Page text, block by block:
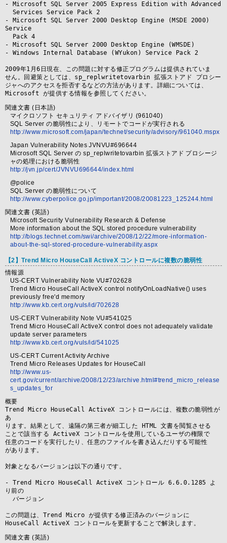
- Microsoft SQL Server 2005 Express Edition with Advanced
- Microsoft SQL Server 2000 Desktop Engine (MSDE 2000)
Service
- Microsoft SQL Server 2000 Desktop Engine (WMSDE)
- Windows Internal Database (WYukon) Service Pack 2
2009年1月6日現在、この問題に対する修正プログラムは提供されていま
せん。回避策としては、sp_replwritetovarbin 拡張ストアド プロシー
ジャへのアクセスを拒否するなどの方法があります。詳細については、
Microsoft が提供する情報を参照してください。
関連文書 (日本語)
マイクロソフト セキュリティ アドバイザリ (961040)
SQL Server の脆弱性により、リモートでコードが実行される
http://www.microsoft.com/japan/technet/security/advisory/961040.mspx
Japan Vulnerability Notes JVNVU#696644
Microsoft SQL Server の sp_replwritetovarbin 拡張ストアド プロシージ
ャの処理における脆弱性
http://jvn.jp/cert/JVNVU696644/index.html
@police
SQL Server の脆弱性について
http://www.cyberpolice.go.jp/important/2008/20081223_125244.html
関連文書 (英語)
Microsoft Security Vulnerability Research & Defense
More information about the SQL stored procedure vulnerability
http://blogs.technet.com/swi/archive/2008/12/22/more-information-
about-the-sql-stored-procedure-vulnerability.aspx
【2】Trend Micro HouseCall ActiveX コントロールに複数の脆弱性
情報源
US-CERT Vulnerability Note VU#702628
Trend Micro HouseCall ActiveX control notifyOnLoadNative() uses
previously free'd memory
http://www.kb.cert.org/vuls/id/702628
US-CERT Vulnerability Note VU#541025
Trend Micro HouseCall ActiveX control does not adequately validate
update server parameters
http://www.kb.cert.org/vuls/id/541025
US-CERT Current Activity Archive
Trend Micro Releases Updates for HouseCall
http://www.us-
cert.gov/current/archive/2008/12/23/archive.html#trend_micro_release
s_updates_for
概要
Trend Micro HouseCall ActiveX コントロールには、複数の脆弱性が
あ
ります。結果として、遠隔の第三者が細工した HTML 文書を閲覧させる
ことで該当する ActiveX コントロールを使用しているユーザの権限で
任意のコードを実行したり、任意のファイルを書き込んだりする可能性
があります。
対象となるバージョンは以下の通りです。
- Trend Micro HouseCall ActiveX コントロール 6.6.0.1285 よ
り前の
この問題は、Trend Micro が提供する修正済みのバージョンに
HouseCall ActiveX コントロールを更新することで解決します。
関連文書 (英語)